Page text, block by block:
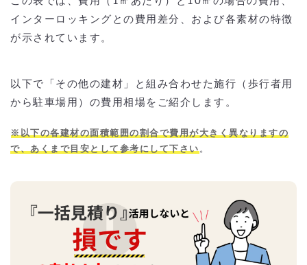
インターロッキングとの費用差分、および各素材の特徴
が示されています。
以下で「その他の建材」と組み合わせた施行（歩行者用
から駐車場用）の費用相場をご紹介します。
※以下の各建材の面積範囲の割合で費用が大きく異なりますの
で、あくまで目安として参考にして下さい。